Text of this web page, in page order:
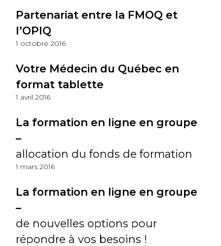
Partenariat entre la FMOQ et
l’OPIQ
1 octobre 2016
Votre Médecin du Québec en
format tablette
1 avril 2016
La formation en ligne en groupe
–
allocation du fonds de formation
1 mars 2016
La formation en ligne en groupe
–
de nouvelles options pour
répondre à vos besoins !